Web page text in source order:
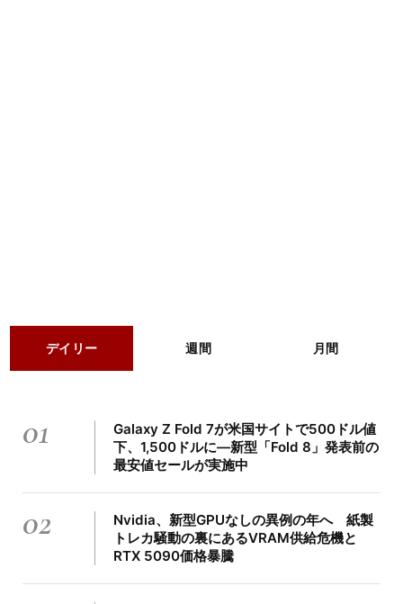
デイリー 週間 月間
01
Galaxy Z Fold 7が米国サイトで500ドル値
下、1,500ドルに―新型「Fold 8」発表前の
最安値セールが実施中
02
Nvidia、新型GPUなしの異例の年へ 紙製
トレカ騒動の裏にあるVRAM供給危機と
RTX 5090価格暴騰